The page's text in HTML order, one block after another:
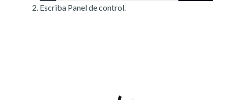
Escriba Panel de control.